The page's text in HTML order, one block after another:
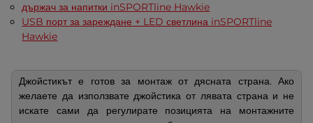
държач за напитки inSPORTline Hawkie
USB порт за зареждане + LED светлина inSPORTline
Hawkie
Джойстикът е готов за монтаж от дясната страна. Ако
желаете да използвате джойстика от лявата страна и не
искате сами да регулирате позицията на монтажните